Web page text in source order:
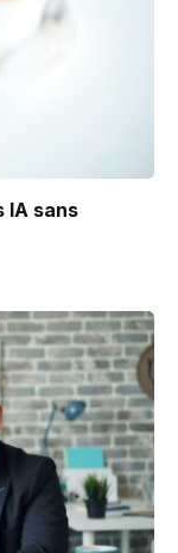
IA sans